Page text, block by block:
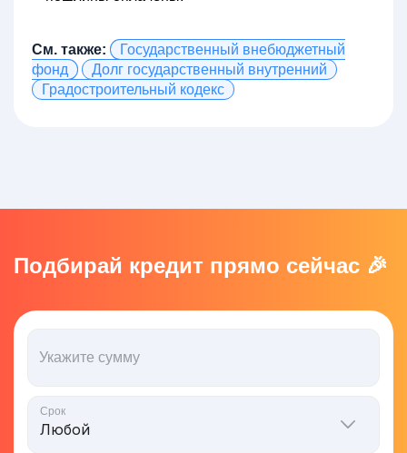
См. также:
Государственный внебюджетный
фонд
Долг государственный внутренний
Градостроительный кодекс
Подбирай кредит прямо сейчас 🎉
Укажите сумму
Срок